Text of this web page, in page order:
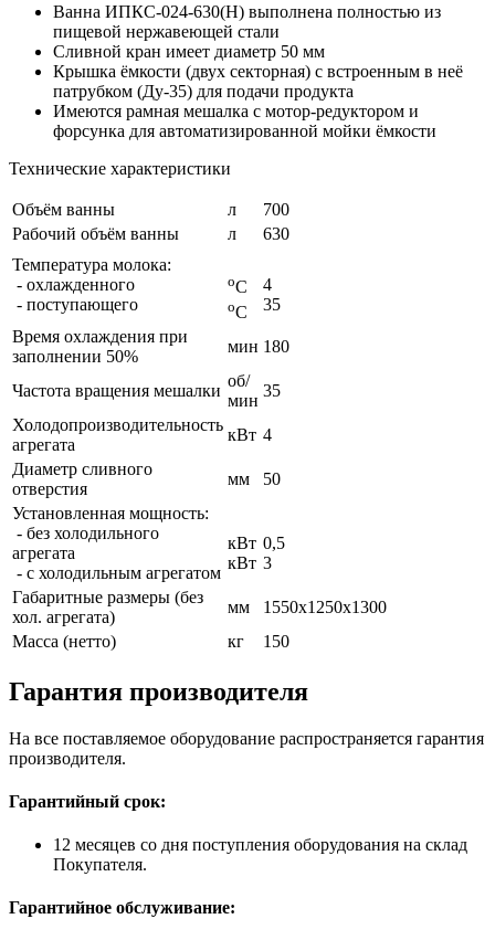
Ванна ИПКС-024-630(Н) выполнена полностью из
пищевой нержавеющей стали
Сливной кран имеет диаметр 50 мм
Крышка ёмкости (двух секторная) с встроенным в неё
патрубком (Ду-35) для подачи продукта
Имеются рамная мешалка с мотор-редуктором и
форсунка для автоматизированной мойки ёмкости
Технические характеристики
Объём ванны л
700
Рабочий объём ванны
л
630
Температура молока:
- охлажденного
- поступающего
оС
оС
4
35
Время охлаждения при
заполнении 50%
мин 180
Частота вращения мешалки
об/
мин
35
Холодопроизводительность
агрегата
кВт 4
Диаметр сливного
отверстия
мм
50
Установленная мощность:
- без холодильного
агрегата
- с холодильным агрегатом
кВт
кВт
0,5
3
Габаритные размеры (без
хол. агрегата)
мм
1550х1250х1300
Масса (нетто)
кг 150
Гарантия производителя
На все поставляемое оборудование распространяется гарантия
производителя.
Гарантийный срок:
12 месяцев со дня поступления оборудования на склад
Покупателя.
Гарантийное обслуживание: